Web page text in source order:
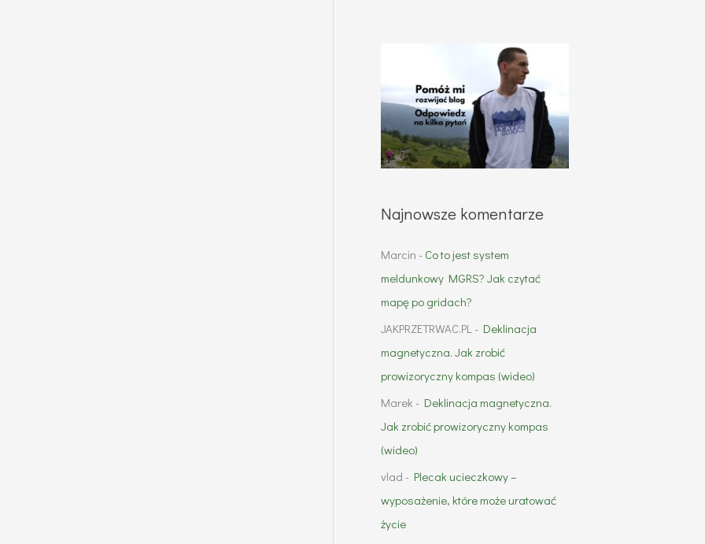
Najnowsze komentarze
Marcin - Co to jest system
meldunkowy MGRS? Jak czytać
mapę po gridach?
JAKPRZETRWAC.PL - Deklinacja
magnetyczna. Jak zrobić
prowizoryczny kompas (wideo)
Marek - Deklinacja magnetyczna.
Jak zrobić prowizoryczny kompas
(wideo)
vlad - Plecak ucieczkowy –
wyposażenie, które może uratować
życie